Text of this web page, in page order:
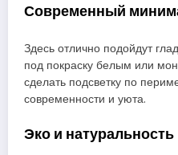
Современный
Здесь отлично подойдут
под покраску белым или
сделать подсветку по
современности и уюта.
Эко и натуральность